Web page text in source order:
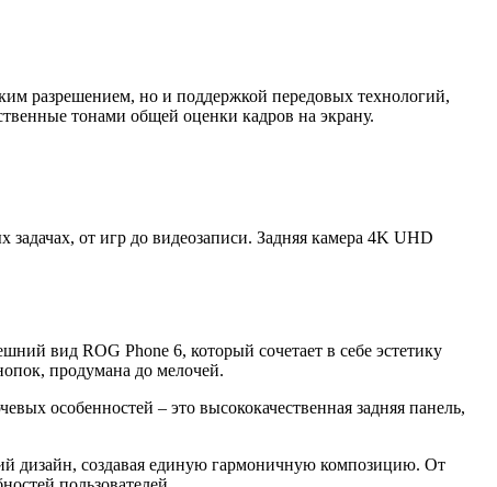
разрешением, но и поддержкой передовых технологий,
тонами общей оценки кадров на экрану.
от игр до видеозаписи. Задняя камера 4K UHD
вид ROG Phone 6, который сочетает в себе эстетику
продумана до мелочей.
особенностей – это высококачественная задняя панель,
дизайн, создавая единую гармоничную композицию. От